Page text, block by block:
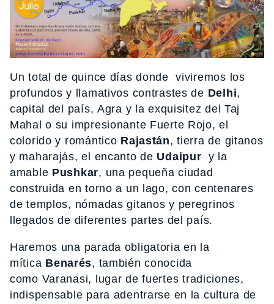
Un total de quince días donde viviremos los
profundos y llamativos contrastes de Delhi,
capital del país, Agra y la exquisitez del Taj
Mahal o su impresionante Fuerte Rojo, el
colorido y romántico Rajastán, tierra de gitanos
y maharajás, el encanto de Udaipur y la
amable Pushkar, una pequeña ciudad
construida en torno a un lago, con centenares
de templos, nómadas gitanos y peregrinos
llegados de diferentes partes del país.
Haremos una parada obligatoria en la
mítica Benarés, también conocida
como Varanasi,
lugar de fuertes tradiciones,
indispensable para adentrarse en la cultura de